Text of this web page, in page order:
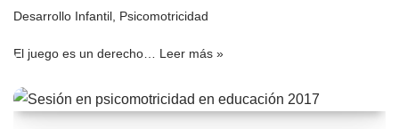
Desarrollo Infantil Psicomotricidad
El juego es un derecho… Leer más »